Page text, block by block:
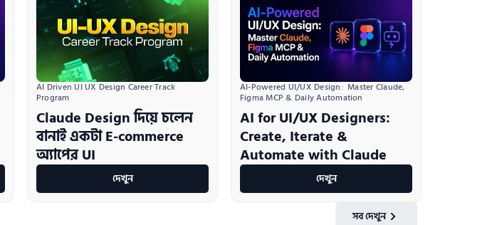
AI Driven UI UX Design Career Track
Program
Claude Design দিয়ে চলেন
বানাই একটা E-commerce
অ্যাপের UI
দেখুন
AI-Powered UI/UX Design:  Master Claude,
Figma MCP & Daily Automation
AI for UI/UX Designers:
Create, Iterate &
Automate with Claude
দেখুন
সব দেখুন